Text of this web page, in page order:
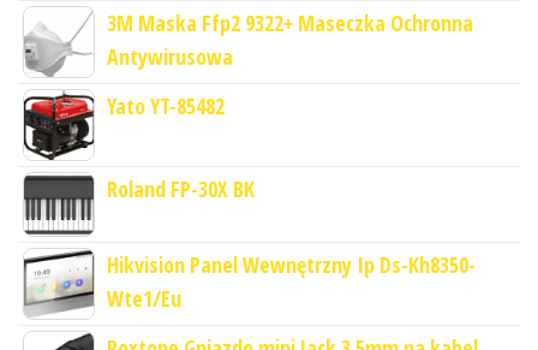
3M Maska Ffp2 9322+ Maseczka Ochronna
Antywirusowa
Yato YT-85482
Roland FP-30X BK
Hikvision Panel Wewnętrzny Ip Ds-Kh8350-
Wte1/Eu